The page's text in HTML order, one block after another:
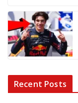
Recent Posts